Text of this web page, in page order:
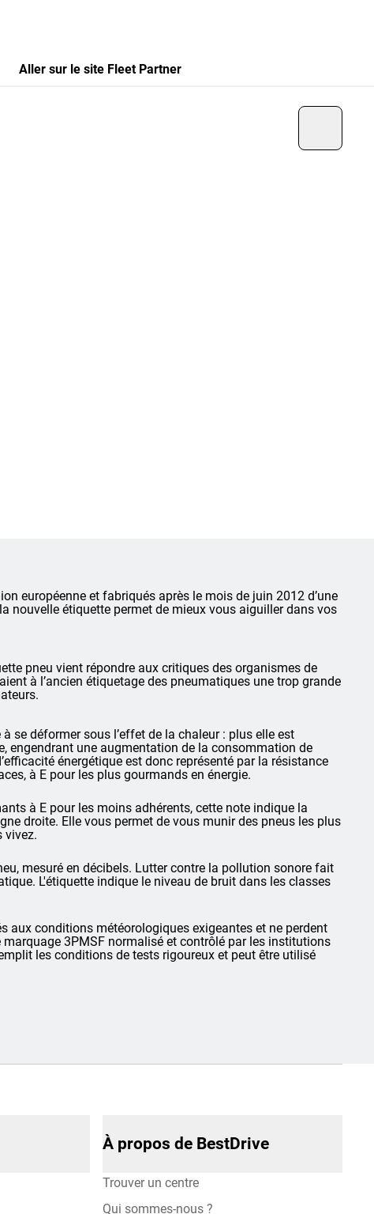
Aller sur le site Fleet Partner
européenne et fabriqués après le mois de juin 2012 d’une
nouvelle étiquette permet de mieux vous aiguiller dans vos
pneu vient répondre aux critiques des organismes de
à l’ancien étiquetage des pneumatiques une trop grande
se déformer sous l’effet de la chaleur : plus elle est
engendrant une augmentation de la consommation de
énergétique est donc représenté par la résistance
à E pour les plus gourmands en énergie.
à E pour les moins adhérents, cette note indique la
droite. Elle vous permet de vous munir des pneus les plus
vivez.
mesuré en décibels. Lutter contre la pollution sonore fait
L'étiquette indique le niveau de bruit dans les classes
aux conditions météorologiques exigeantes et ne perdent
3PMSF normalisé et contrôlé par les institutions
les conditions de tests rigoureux et peut être utilisé
À propos de BestDrive
Trouver un centre
Qui sommes-nous ?